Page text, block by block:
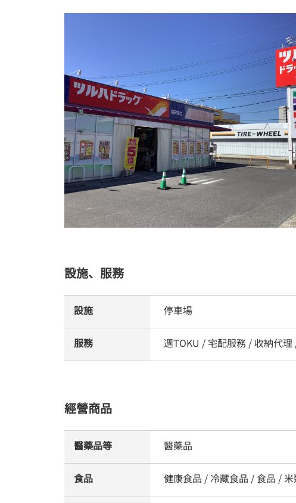
設施、服務
設施 停車場
服務 週TOKU / 宅配服務 / 收納代
經營商品
醫藥品等 醫藥品
食品 健康食品 / 冷藏食品 / 食品 /